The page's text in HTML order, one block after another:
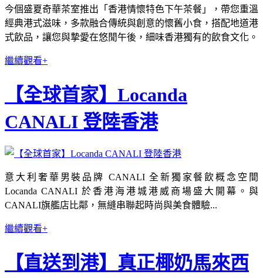
今個盛夏奇華茶室推出「香港情懷特色下午茶餐」，帶您重溫
經典港式滋味，多款融合傳統與創意的懷舊小食，搭配地道港
式飲品，讓您與摯愛在悠閒午後，細味香港獨有的飲食文化。
繼續觀看+
【全球首家】Locanda
CANALI 登陸香港
意大利奢華男裝品牌 CANALI 全新獨家餐飲概念空間
Locanda CANALI 於香港海港城港威商場盛大開幕。與
CANALI旗艦店比鄰，無縫串聯起時尚與美食體驗...
繼續觀看+
【直送到港】真正椰奶馬來西